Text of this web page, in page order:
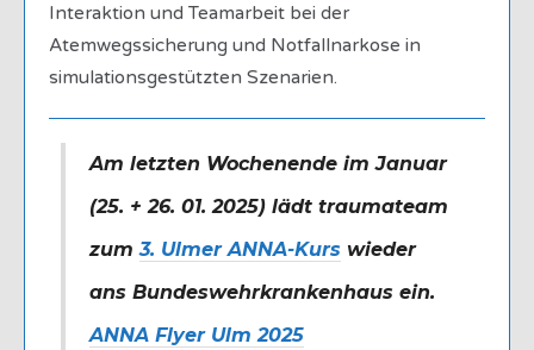
Interaktion und Teamarbeit bei der
Atemwegssicherung und Notfallnarkose in
simulationsgestützten Szenarien.
Am letzten Wochenende im Januar
(25. + 26. 01. 2025) lädt traumateam
zum3. Ulmer ANNA-Kurs wieder
ans Bundeswehrkrankenhaus ein.
ANNA Flyer Ulm 2025